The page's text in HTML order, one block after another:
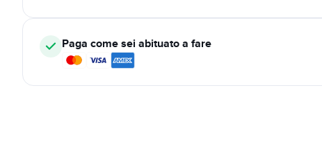
Paga come sei abituato a fare